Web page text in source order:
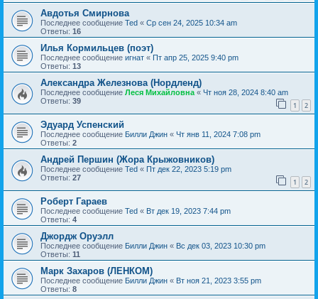
Авдотья Смирнова
Последнее сообщение Ted « Ср сен 24, 2025 10:34 am
Ответы: 16
Илья Кормильцев (поэт)
Последнее сообщение игнат « Пт апр 25, 2025 9:40 pm
Ответы: 13
Александра Железнова (Нордленд)
Последнее сообщение Леся Михайловна« Чт ноя 28, 2024 8:40 am
Ответы: 39 1 2
Эдуард Успенский
Последнее сообщение Билли Джин « Чт янв 11, 2024 7:08 pm
Ответы: 2
Андрей Першин (Жора Крыжовников)
Последнее сообщение Ted « Пт дек 22, 2023 5:19 pm
Ответы: 27 1 2
Роберт Гараев
Последнее сообщение Ted « Вт дек 19, 2023 7:44 pm
Ответы: 4
Джордж Оруэлл
Последнее сообщение Билли Джин « Вс дек 03, 2023 10:30 pm
Ответы: 11
Марк Захаров (ЛЕНКОМ)
Последнее сообщение Билли Джин « Вт ноя 21, 2023 3:55 pm
Ответы: 8